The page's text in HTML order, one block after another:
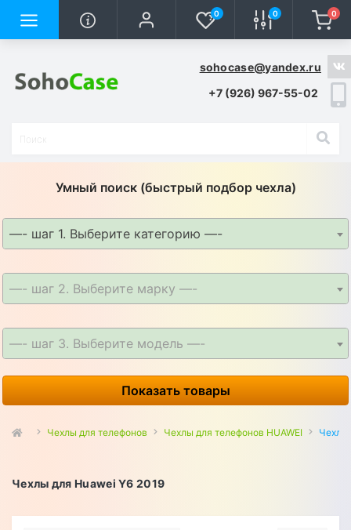
0 0 0
sohocase@yandex.ru
+7 (926) 967-55-02
Умный поиск (быстрый подбор чехла)
—- шаг 1. Выберите категорию —-
—- шаг 2. Выберите марку —-
—- шаг 3. Выберите модель —-
Показать товары
Чехлы для телефонов Чехлы для телефонов HUAWEI Чехлы
Чехлы для Huawei Y6 2019